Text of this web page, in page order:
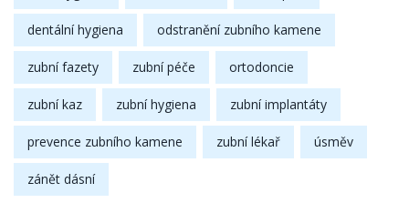
dentální hygiena odstranění zubního kamene
zubní fazety zubní péče ortodoncie
zubní kaz zubní hygiena zubní implantáty
prevence zubního kamene zubní lékař úsměv
zánět dásní